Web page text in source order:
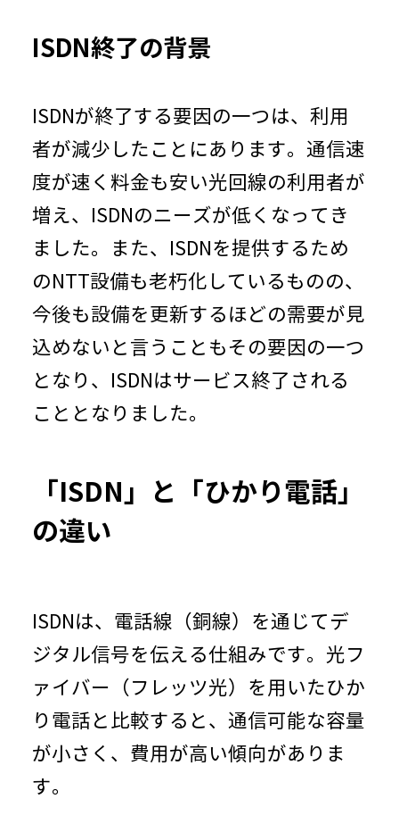
ISDN終了の背景
ISDNが終了する要因の一つは、利用
者が減少したことにあります。通信速
度が速く料金も安い光回線の利用者が
増え、ISDNのニーズが低くなってき
ました。また、ISDNを提供するため
のNTT設備も老朽化しているものの、
今後も設備を更新するほどの需要が見
込めないと言うこともその要因の一つ
となり、ISDNはサービス終了される
こととなりました。
「ISDN」と「ひかり電話」
の違い
ISDNは、電話線（銅線）を通じてデ
ジタル信号を伝える仕組みです。光フ
ァイバー（フレッツ光）を用いたひか
り電話と比較すると、通信可能な容量
が小さく、費用が高い傾向がありま
す。